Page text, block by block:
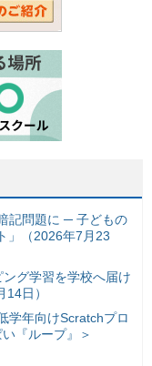
記問題に ─ 子どもの
」（2026年7月23
グ学習を学校へ届け
日）
学年向けScratchプロ
『ループ』＞